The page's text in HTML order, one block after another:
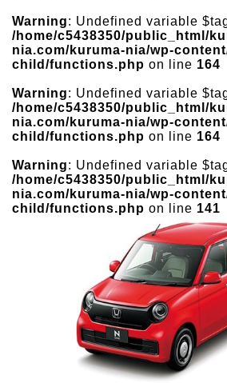
Warning: Undefined variable
/home/c5438350/public_html/
nia.com/kuruma-nia/wp-
child/functions.php on line 164
Warning: Undefined variable
/home/c5438350/public_html/
nia.com/kuruma-nia/wp-
child/functions.php on line 164
Warning: Undefined variable
/home/c5438350/public_html/
nia.com/kuruma-nia/wp-
child/functions.php on line 141